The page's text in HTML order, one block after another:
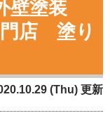
壁塗装
店 塗り
(Thu) 更新